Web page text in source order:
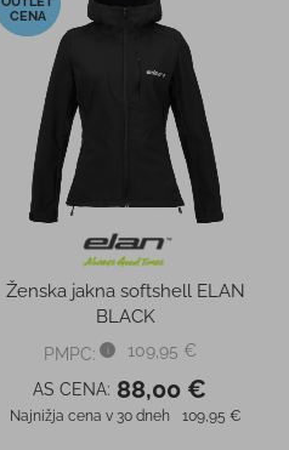
Ženska jakna softshell ELAN
BLACK
PMPC:
109,95 €
AS CENA: 88,00 €
Najnižja cena v 30 dneh 109,95 €